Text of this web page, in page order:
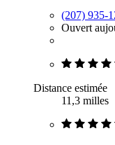
(207) 935-
Ouvert
Distance estimée
11,3 milles